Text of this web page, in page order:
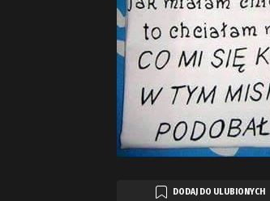
DODAJ DO ULUBIONYCH